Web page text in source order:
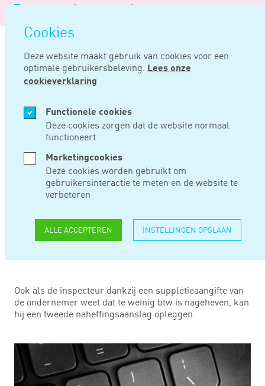
overslaan
Cookies
Deze website maakt gebruik van cookies voor een
optimale gebruikersbeleving. Lees onze
cookieverklaring
Functionele cookies
Deze cookies zorgen dat de website normaal
functioneert
Marketingcookies
Deze cookies worden gebruikt om
gebruikersinteractie te meten en de website te
verbeteren
ALLE ACCEPTEREN INSTELLINGEN OPSLAAN
Logo
Noord
Negentig
Home Nieuws
JUN 12, 2024
TWEEDE
NAAR AANLEIDING
VAN BTW-
SUPPLETIE
Ook als de inspecteur dankzij een suppletieaangifte van
de ondernemer weet dat te weinig btw is nageheven, kan
hij een tweede naheffingsaanslag opleggen.